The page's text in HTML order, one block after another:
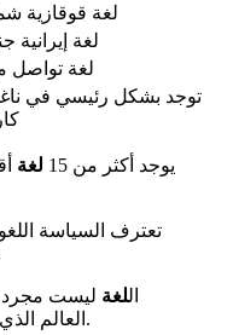
لغة قوقازية
لغة إيرانية
لغة تواصل
توجد بشكل رئيسي في
يوجد أكثر من 15 لغة
تعترف السياسة
اللغة ليست مجرد
العالم الذي يعيش فيه الشعب ويتعرف عليه.